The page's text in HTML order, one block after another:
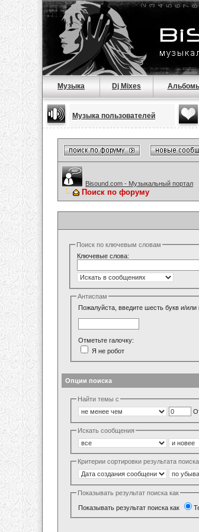
Музыка Dj Mixes
Музыка пользователей
Bisound.com - Музыкальный портал
Поиск по форуму
Поиск по ключевым словам
Ключевые слова:
Антиспам
Пожалуйста, введите шесть букв и/
Отметьте галочку:
Я не робот
Опции поиска
Найти темы с
Искать сообщения
Критерии сортировки результата поиска
Показывать результат поиска как
Показывать результат поиска как